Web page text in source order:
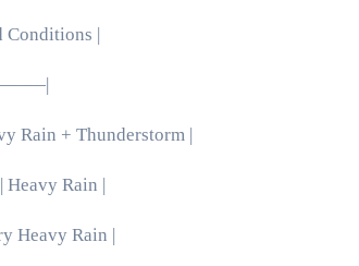
Conditions |
Rain + Thunderstorm |
| Heavy Rain |
Heavy Rain |